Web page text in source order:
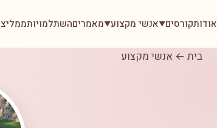
אודותקורסים▼אנשי מקצוע▼מאמריםהשתלמויות
בית ← אנשי מקצוע